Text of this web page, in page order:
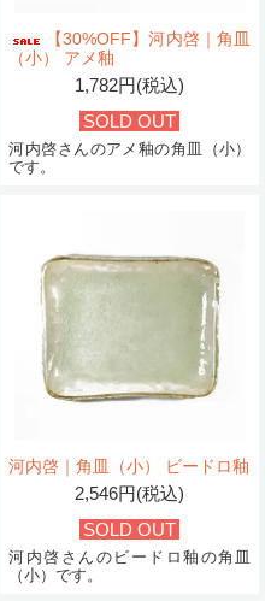
【30%OFF】河内啓｜角皿
（小） アメ釉
1,782円(税込)
SOLD OUT
河内啓さんのアメ釉の角皿（小）
です。
河内啓｜角皿（小） ビードロ釉
2,546円(税込)
SOLD OUT
河内啓さんのビードロ釉の角皿
（小）です。